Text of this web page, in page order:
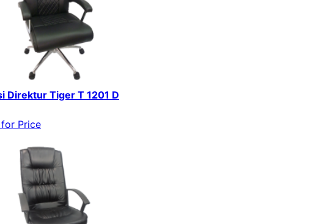
Direktur Tiger T 1201 D
Price